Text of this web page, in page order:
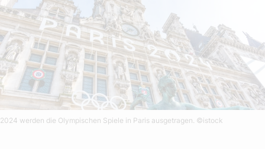
2024 werden die Olympischen Spiele in Paris ausgetragen. ©istock